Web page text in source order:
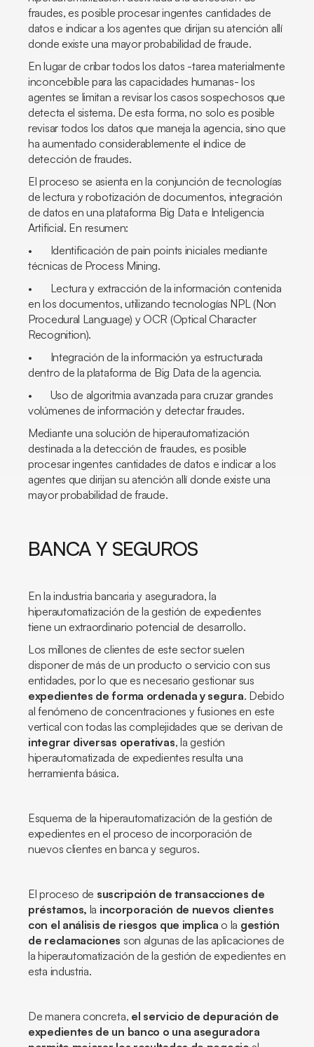
fraudes, es posible procesar ingentes cantidades de
datos e indicar a los agentes que dirijan su atención allí
donde existe una mayor probabilidad de fraude.
En lugar de cribar todos los datos -tarea materialmente
inconcebible para las capacidades humanas- los
agentes se limitan a revisar los casos sospechosos que
detecta el sistema. De esta forma, no solo es posible
revisar todos los datos que maneja la agencia, sino que
ha aumentado considerablemente el índice de
detección de fraudes.
El proceso se asienta en la conjunción de tecnologías
de lectura y robotización de documentos, integración
de datos en una plataforma Big Data e Inteligencia
Artificial. En resumen:
• Identificación depain points iniciales mediante
técnicas de Process Mining.
• Lectura y extracción de la información contenida
en los documentos, utilizando tecnologías NPL (Non
Procedural Language) y OCR (Optical Character
Recognition).
• Integración de la información ya estructurada
dentro de la plataforma de Big Data de la agencia.
• Uso de algoritmia avanzada para cruzar grandes
volúmenes de información y detectar fraudes.
Mediante una solución de hiperautomatización
destinada a la detección de fraudes, es posible
procesar ingentes cantidades de datos e indicar a los
agentes que dirijan su atención allí donde existe una
mayor probabilidad de fraude.
BANCA Y SEGUROS
En la industria bancaria y aseguradora, la
hiperautomatización de la gestión de expedientes
tiene un extraordinario potencial de desarrollo.
Los millones de clientes de este sector suelen
disponer de más de un producto o servicio con sus
entidades, por lo que es necesario gestionar sus
expedientes de forma ordenada y segura. Debido
al fenómeno de concentraciones y fusiones en este
vertical con todas las complejidades que se derivan de
integrar diversas operativas, la gestión
hiperautomatizada de expedientes resulta una
herramienta básica.
Esquema de la hiperautomatización de la gestión de
expedientes en el proceso de incorporación de
nuevos clientes en banca y seguros.
El proceso de suscripción de transacciones de
préstamos, la incorporación de nuevos clientes
con el análisis de riesgos que implica o la gestión
de reclamaciones son algunas de las aplicaciones de
la hiperautomatización de la gestión de expedientes en
esta industria.
De manera concreta, el servicio de depuración de
expedientes de un banco o una aseguradora